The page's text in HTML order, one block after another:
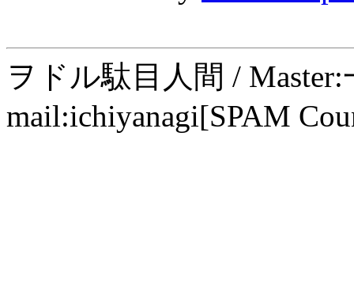
ヲドル駄目人間 /
mail:ichiyanagi[SPAM